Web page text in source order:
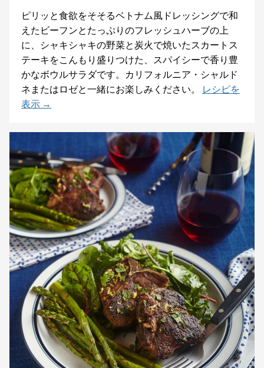
ピリッと食欲をそそるベトナム風ドレッシングで和
えたビーフンとたっぷりのフレッシュハーブの上
に、シャキシャキの野菜と炭火で焼いたスカートス
テーキをこんもり盛りつけた、スパイシーで香り豊
かなボウルサラダです。カリフォルニア・シャルド
ネまたはロゼと一緒にお楽しみください。
レシピを
表示 →